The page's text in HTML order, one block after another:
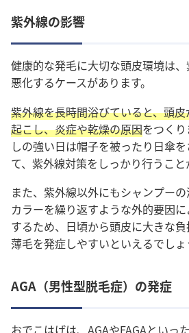
紫外線の影響
健康的な発毛に大切な頭皮環境は
悪化するケースがあります。
紫外線を長時間浴びていると、頭
起こし、炎症や乾燥の原因をつく
しの強い日は帽子を被ったり日傘
て、紫外線対策をしっかり行うこと
また、紫外線以外にもシャンプー
カラーを繰り返すような外的要因
するため、日頃から頭皮に大きな負
薄毛を発症しやすいといえるでしょ
AGA（男性型脱毛症）の発症
おでこはげは、AGAやFAGAといっ